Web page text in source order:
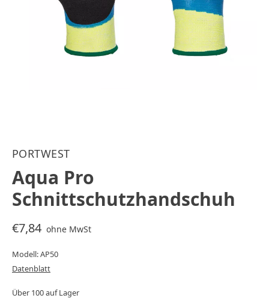
PORTWEST
Aqua Pro
Schnittschutzhandschuh
€7,84 ohne MwSt
Modell: AP50
Datenblatt
Über 100 auf Lager